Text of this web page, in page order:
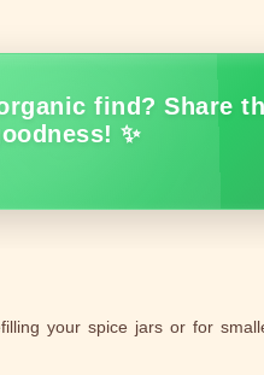
find? Share
✨
your spice jars or for